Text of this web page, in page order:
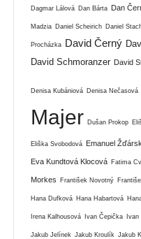
Dagmar Lálová Dan Bárta Dan
Madzia Daniel Scheirich Daniel
Procházka David Černý
David Schmoranzer David
Denisa Kubániová Denisa Nečasová
Majer Dušan Prokop
Eliška Svobodová Emanuel
Eva Kundtová Klocová Fatima
Morkes František Novotný
Hana Dufková Hana Habartová
Irena Kalhousová Ivan Čepička
Jakub Jelínek Jakub Kroulík Jakub